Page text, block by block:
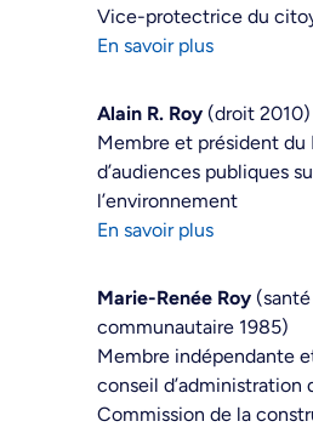
Vice-protectrice du
En savoir plus
Alain R. Roy (droit 2010)
Membre et président du
d’audiences publiques
l’environnement
En savoir plus
Marie-Renée Roy (santé
communautaire 1985)
Membre indépendante
conseil d’administration
Commission de la